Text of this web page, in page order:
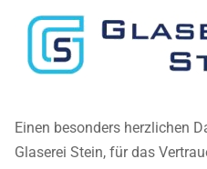
Einen besonders herzlichen
Glaserei Stein, für das